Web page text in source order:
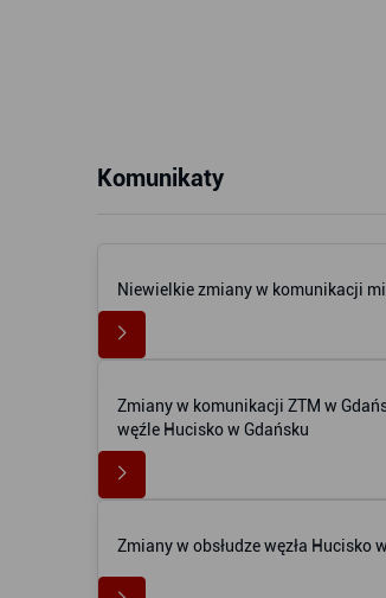
Komunikaty
Niewielkie zmiany w komunikacji
Zmiany w komunikacji ZTM w
węźle Hucisko w Gdańsku
Zmiany w obsłudze węzła Hucisko